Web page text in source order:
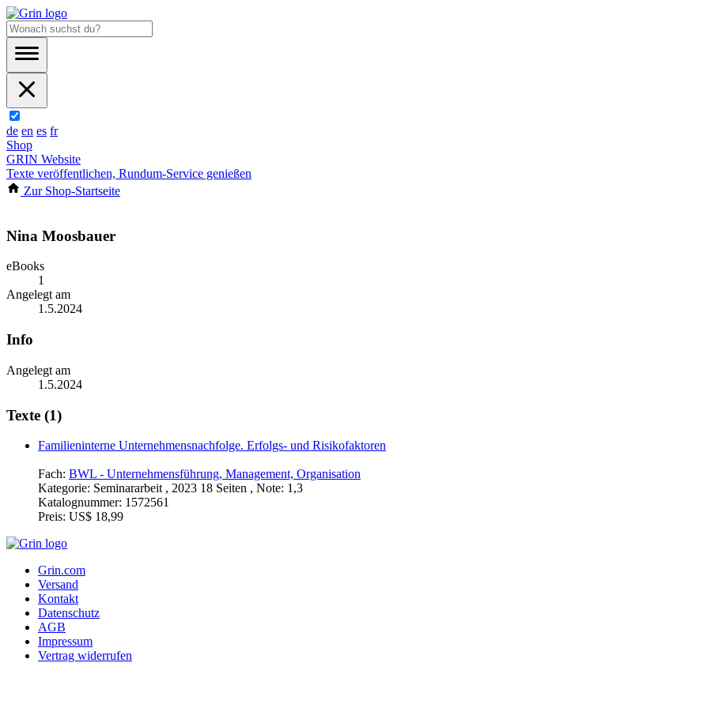
de en es fr
Shop
GRIN Website
Texte veröffentlichen, Rundum-Service genießen
Zur Shop-Startseite
Nina Moosbauer
eBooks
1
Angelegt am
1.5.2024
Info
Angelegt am
1.5.2024
Texte (1)
Familieninterne Unternehmensnachfolge. Erfolgs- und Risikofaktoren
Fach: BWL - Unternehmensführung, Management, Organisation
Kategorie: Seminararbeit , 2023 18 Seiten , Note: 1,3
Katalognummer: 1572561
Preis: US$ 18,99
Grin.com
Versand
Kontakt
Datenschutz
AGB
Impressum
Vertrag widerrufen